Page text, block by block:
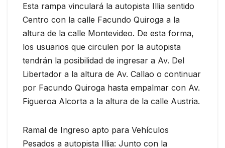
Esta rampa vinculará la autopista Illia sentido
Centro con la calle Facundo Quiroga a la
altura de la calle Montevideo. De esta forma,
los usuarios que circulen por la autopista
tendrán la posibilidad de ingresar a Av. Del
Libertador a la altura de Av. Callao o continuar
por Facundo Quiroga hasta empalmar con Av.
Figueroa Alcorta a la altura de la calle Austria.
Ramal de Ingreso apto para Vehículos
Pesados a autopista Illia: Junto con la